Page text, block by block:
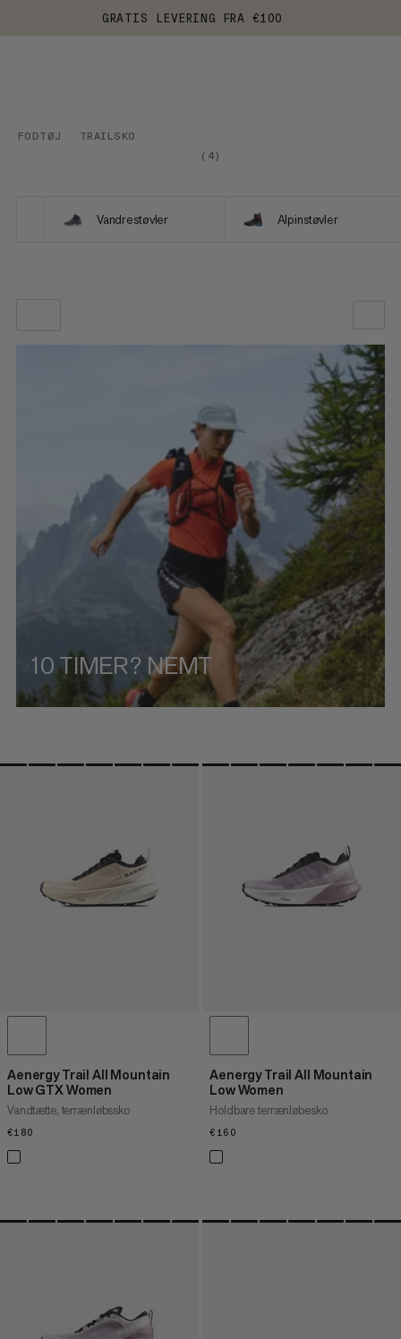
GRATIS LEVERING FRA €100
FODTØJ
TRAILSKO
( 4)
Vandrestøvler Alpinstøvler
VORES ANBEFALING
PRIS LAV TIL HØJ
PRIS HØJ TIL LAV
HVAD ER NYT
VURDERING
10 TIMER? NEMT
Aenergy Trail All Mountain
Low GTX Women
Vandtætte, terrænløbssko
€180
Aenergy Trail All Mountain
Low Women
Holdbare terrænløbesko
€160